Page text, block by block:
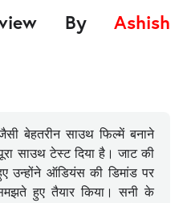
By Ashish
बेहतरीन साउथ फिल्में बनाने
साउथ टेस्ट दिया है। जाट की
उन्होंने ऑडियंस की डिमांड पर
हुए तैयार किया। सनी के